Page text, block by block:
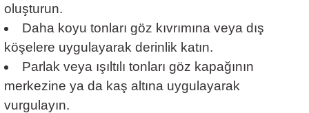
oluşturun.
Daha koyu tonları göz kıvrımına veya dış
köşelere uygulayarak derinlik katın.
Parlak veya ışıltılı tonları göz kapağının
merkezine ya da kaş altına uygulayarak
vurgulayın.